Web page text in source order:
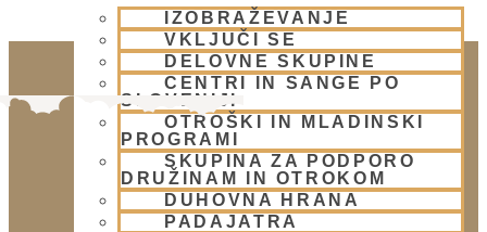
IZOBRAŽEVANJE
VKLJUČI SE
DELOVNE SKUPINE
CENTRI IN SANGE PO
SLOVENIJI
OTROŠKI IN MLADINSKI
PROGRAMI
SKUPINA ZA PODPORO
DRUŽINAM IN OTROKOM
DUHOVNA HRANA
PADAJATRA